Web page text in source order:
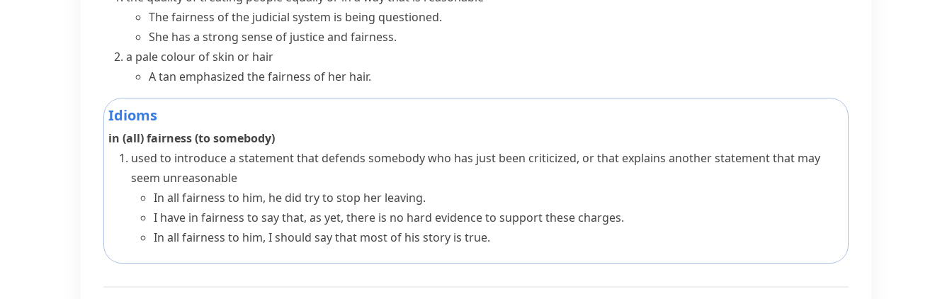
The fairness of the judicial system is being questioned.
She has a strong sense of justice and fairness.
a pale colour of skin or hair
A tan emphasized the fairness of her hair.
Idioms
in (all) fairness (to somebody)
used to introduce a statement that defends somebody who has just been criticized, or that explains another statement that may
seem unreasonable
In all fairness to him, he did try to stop her leaving.
I have in fairness to say that, as yet, there is no hard evidence to support these charges.
In all fairness to him, I should say that most of his story is true.